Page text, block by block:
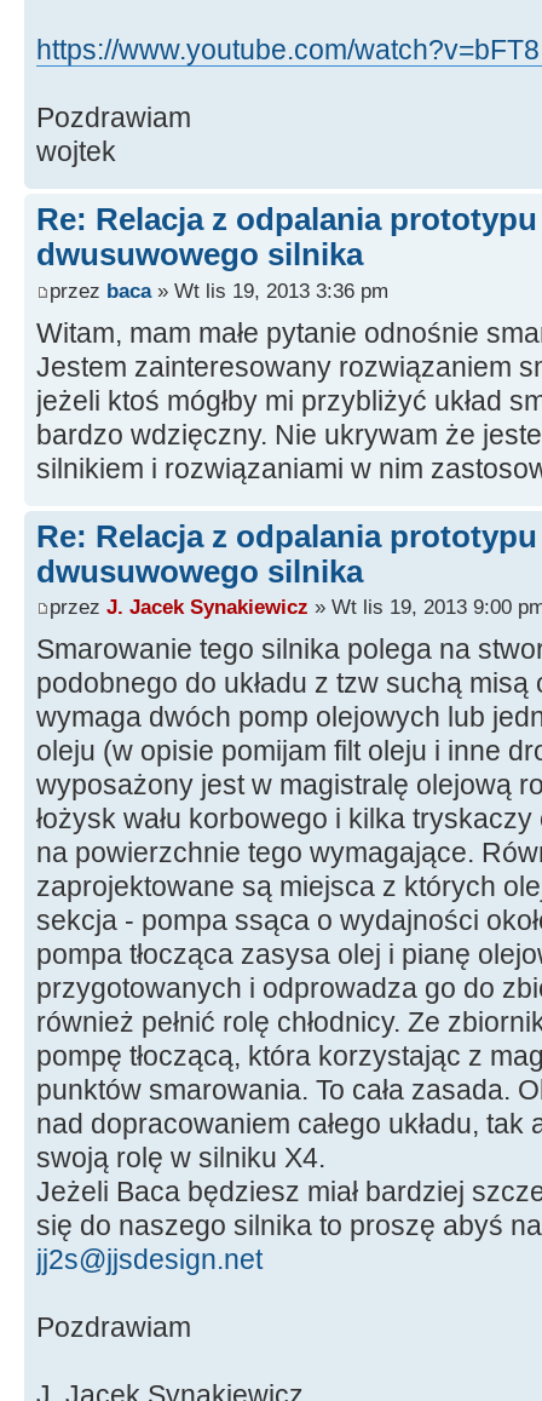
https://www.youtube.com/
Pozdrawiam
wojtek
Re: Relacja z odpalania
dwusuwowego silnika
przez baca» Wt lis 19, 2013 3:36 pm
Witam, mam małe pytanie odnośnie
Jestem zainteresowany rozwiązaniem
jeżeli ktoś mógłby mi przybliżyć układ
bardzo wdzięczny. Nie ukrywam że
silnikiem i rozwiązaniami w nim
Re: Relacja z odpalania
dwusuwowego silnika
przez J. Jacek Synakiewicz » Wt lis 19, 2013 9:00
Smarowanie tego silnika polega na
podobnego do układu z tzw suchą misą
wymaga dwóch pomp olejowych lub
oleju (w opisie pomijam filt oleju i inne
wyposażony jest w magistralę olejową
łożysk wału korbowego i kilka
na powierzchnie tego wymagające.
zaprojektowane są miejsca z których
sekcja - pompa ssąca o wydajności
pompa tłocząca zasysa olej i pianę
przygotowanych i odprowadza go do
również pełnić rolę chłodnicy. Ze
pompę tłoczącą, która korzystając z
punktów smarowania. To cała zasada.
nad dopracowaniem całego układu, tak
swoją rolę w silniku X4.
Jeżeli Baca będziesz miał bardziej
się do naszego silnika to proszę abyś
jj2s@jjsdesign.net
Pozdrawiam